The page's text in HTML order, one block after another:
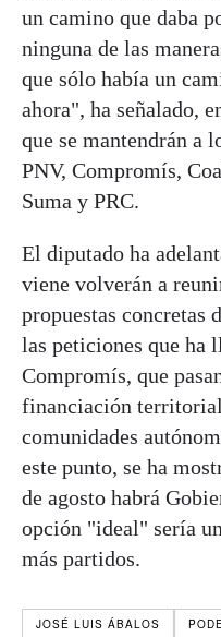
un camino que daba
ninguna de las
que sólo había un
ahora", ha señalado,
que se mantendrán a
PNV, Compromís,
Suma y PRC.
El diputado ha
viene volverán a
propuestas concretas
las peticiones que ha
Compromís, que
financiación
comunidades
este punto, se ha
de agosto habrá
opción "ideal" sería
más partidos.
JOSÉ LUIS ÁBALOS